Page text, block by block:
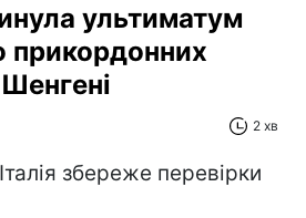
ультиматум
прикордонних
2 хв
збереже перевірки